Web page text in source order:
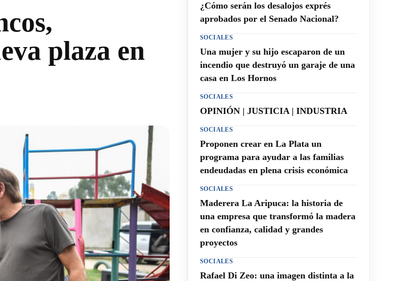
plaza en
¿Cómo serán los desalojos exprés
aprobados por el Senado Nacional?
SOCIALES
Una mujer y su hijo escaparon de un
incendio que destruyó un garaje de una
casa en Los Hornos
SOCIALES
OPINIÓN | JUSTICIA | INDUSTRIA
SOCIALES
Proponen crear en La Plata un
programa para ayudar a las familias
endeudadas en plena crisis económica
SOCIALES
Maderera La Aripuca: la historia de
una empresa que transformó la madera
en confianza, calidad y grandes
proyectos
SOCIALES
Rafael Di Zeo: una imagen distinta a la